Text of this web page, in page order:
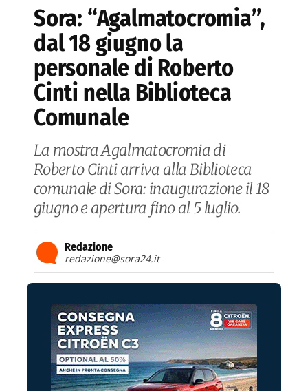
Sora: “Agalmatocromia”,
dal 18 giugno la
personale di Roberto
Cinti nella Biblioteca
Comunale
La mostra Agalmatocromia di
Roberto Cinti arriva alla Biblioteca
comunale di Sora: inaugurazione il 18
giugno e apertura fino al 5 luglio.
Redazione
redazione@sora24.it